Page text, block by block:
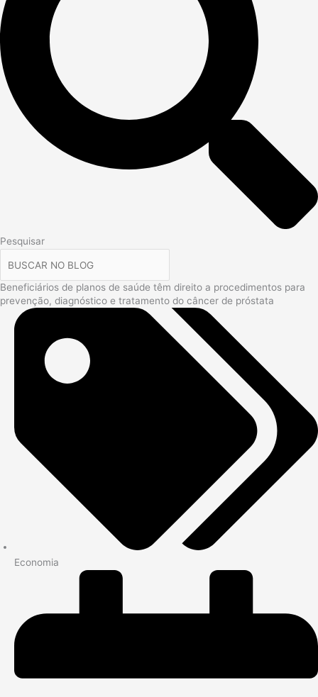
Pesquisar
Beneficiários de planos de saúde têm direito a procedimentos para
prevenção, diagnóstico e tratamento do câncer de próstata
Economia